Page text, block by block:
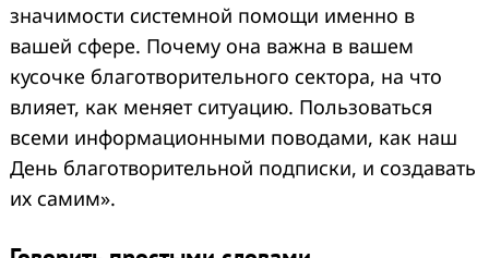
значимости системной помощи именно в
вашей сфере. Почему она важна в вашем
кусочке благотворительного сектора, на что
влияет, как меняет ситуацию. Пользоваться
всеми информационными поводами, как наш
День благотворительной подписки, и создавать
их самим».